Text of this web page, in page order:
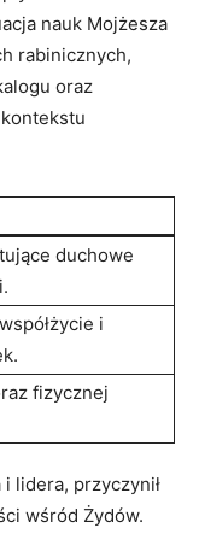
nauk Mojżesza
rabinicznych,
oraz
duchowe
i
fizycznej
​i lidera, przyczynił
wśród Żydów.